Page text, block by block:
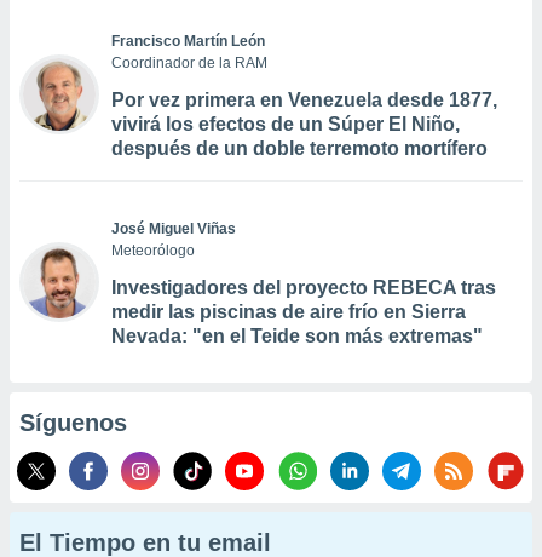
Francisco Martín León
Coordinador de la RAM
Por vez primera en Venezuela desde 1877,
vivirá los efectos de un Súper El Niño,
después de un doble terremoto mortífero
José Miguel Viñas
Meteorólogo
Investigadores del proyecto REBECA tras
medir las piscinas de aire frío en Sierra
Nevada: "en el Teide son más extremas"
Síguenos
El Tiempo en tu email